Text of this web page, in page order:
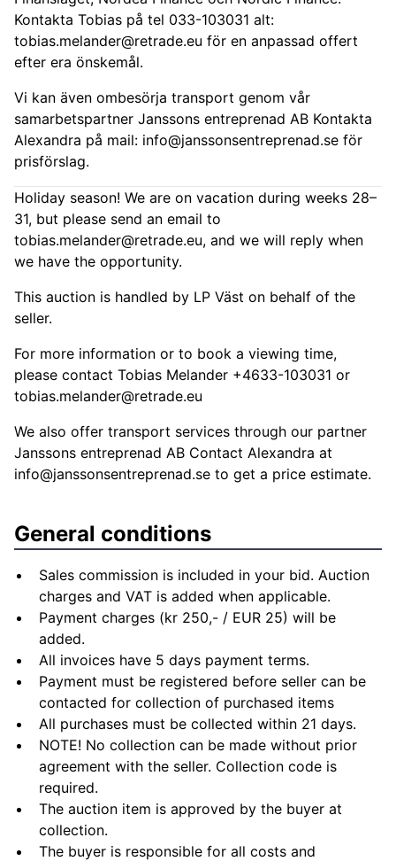
Kontakta Tobias på tel 033-103031 alt:
tobias.melander@retrade.eu för en anpassad offert
efter era önskemål.
Vi kan även ombesörja transport genom vår
samarbetspartner Janssons entreprenad AB Kontakta
Alexandra på mail: info@janssonsentreprenad.se för
prisförslag.
Holiday season! We are on vacation during weeks 28–
31, but please send an email to
tobias.melander@retrade.eu, and we will reply when
we have the opportunity.
This auction is handled by LP Väst on behalf of the
seller.
For more information or to book a viewing time,
please contact Tobias Melander +4633-103031 or
tobias.melander@retrade.eu
We also offer transport services through our partner
Janssons entreprenad AB Contact Alexandra at
info@janssonsentreprenad.se to get a price estimate.
General conditions
Sales commission is included in your bid. Auction
charges and VAT is added when applicable.
Payment charges (kr 250,- / EUR 25) will be
added.
All invoices have 5 days payment terms.
Payment must be registered before seller can be
contacted for collection of purchased items
All purchases must be collected within 21 days.
NOTE! No collection can be made without prior
agreement with the seller. Collection code is
required.
The auction item is approved by the buyer at
collection.
The buyer is responsible for all costs and